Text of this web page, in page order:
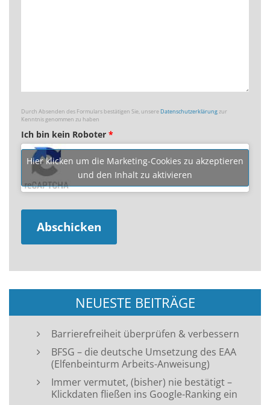
Durch Absenden des Formulars bestätigen Sie, unsereDatenschutzerklärungzur
Kenntnis genommen zu haben
Ich bin kein Roboter *
Hier klicken um die Marketing-Cookies zu akzeptieren
und den Inhalt zu aktivieren
NEUESTE BEITRÄGE
Barrierefreiheit überprüfen & verbessern
BFSG – die deutsche Umsetzung des EAA
(Elfenbeinturm Arbeits-Anweisung)
Immer vermutet, (bisher) nie bestätigt –
Klickdaten fließen ins Google-Ranking ein